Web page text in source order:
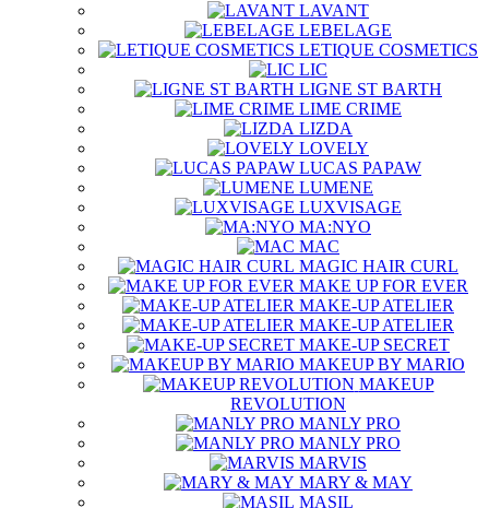
LAVANT
LEBELAGE
LETIQUE COSMETICS
LIC
LIGNE ST BARTH
LIME CRIME
LIZDA
LOVELY
LUCAS PAPAW
LUMENE
LUXVISAGE
MA:NYO
MAC
MAGIC HAIR CURL
MAKE UP FOR EVER
MAKE-UP ATELIER
MAKE-UP ATELIER
MAKE-UP SECRET
MAKEUP BY MARIO
MAKEUP
REVOLUTION
MANLY PRO
MANLY PRO
MARVIS
MARY & MAY
MASIL